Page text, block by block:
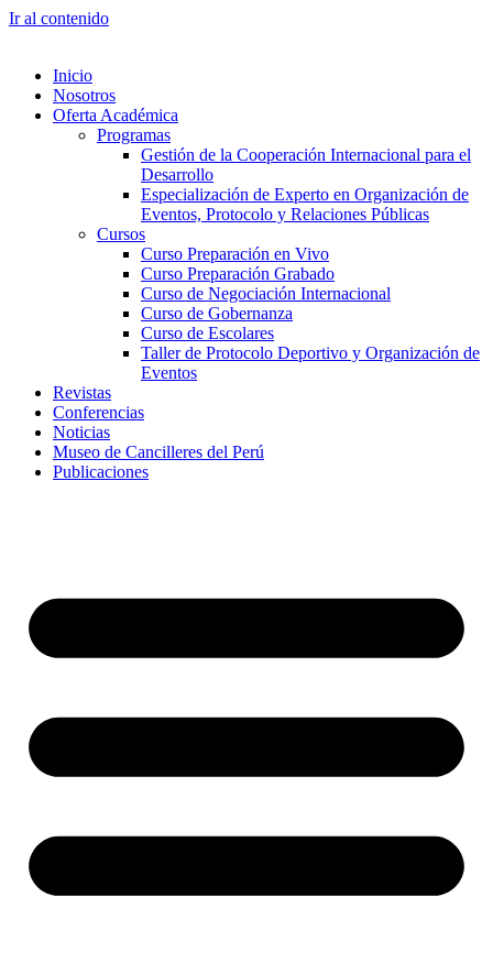
Ir al contenido
Inicio
Nosotros
Oferta Académica
Programas
Gestión de la Cooperación Internacional para el
Desarrollo
Especialización de Experto en Organización de
Eventos, Protocolo y Relaciones Públicas
Cursos
Curso Preparación en Vivo
Curso Preparación Grabado
Curso de Negociación Internacional
Curso de Gobernanza
Curso de Escolares
Taller de Protocolo Deportivo y Organización de
Eventos
Revistas
Conferencias
Noticias
Museo de Cancilleres del Perú
Publicaciones